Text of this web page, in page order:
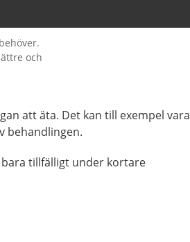
och
att äta. Det kan till exempel vara
behandlingen.
tillfälligt under kortare